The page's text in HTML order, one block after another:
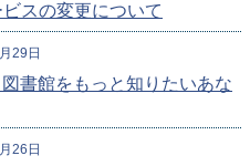
スの変更について
29日
書館をもっと知りたいあな
26日